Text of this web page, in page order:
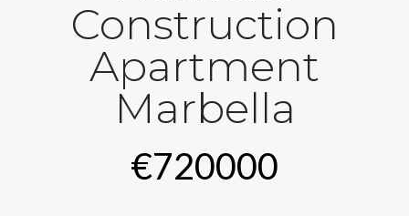
Construction
Apartment
Marbella
€720000